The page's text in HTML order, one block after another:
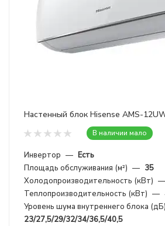
Настенный блок Hisense AMS-
В наличии мало
Инвертор — Есть
Площадь обслуживания (м²) — 35
Холодопроизводительность (кВт) —
Теплопроизводительность (кВт) —
Уровень шума внутреннего блока (дБ)
23/27,5/29/32/34/36,5/40,5